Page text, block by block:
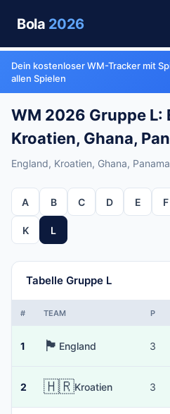
Bola 2026
Dein kostenloser WM-Tracker mit
allen Spielen
WM 2026 Gruppe L:
Kroatien, Ghana,
England, Kroatien, Ghana, Panama
A B C D E F
K L
Tabelle Gruppe L
# TEAM P
1 🏴󠁧󠁢󠁥󠁮󠁧󠁿 England 3
2 🇭🇷Kroatien 3